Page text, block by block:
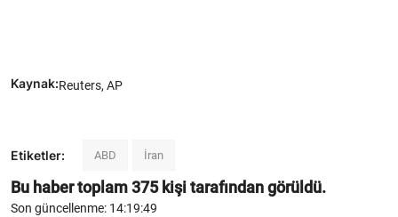
Kaynak:Reuters, AP
Etiketler: ABD İran
Bu haber toplam375kişi tarafından görüldü.
Son güncellenme: 14:19:49